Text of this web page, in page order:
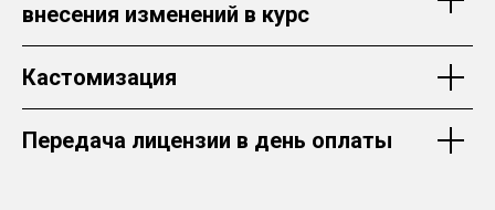
внесения изменений в курс
Кастомизация
Передача лицензии в день оплаты